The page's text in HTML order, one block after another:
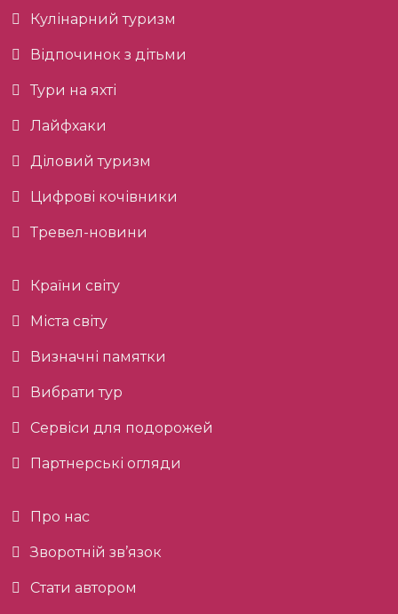
Кулінарний туризм
Відпочинок з дітьми
Тури на яхті
Лайфхаки
Діловий туризм
Цифрові кочівники
Тревел-новини
Країни світу
Міста світу
Визначні памятки
Вибрати тур
Сервіси для подорожей
Партнерські огляди
Про нас
Зворотній зв’язок
Стати автором